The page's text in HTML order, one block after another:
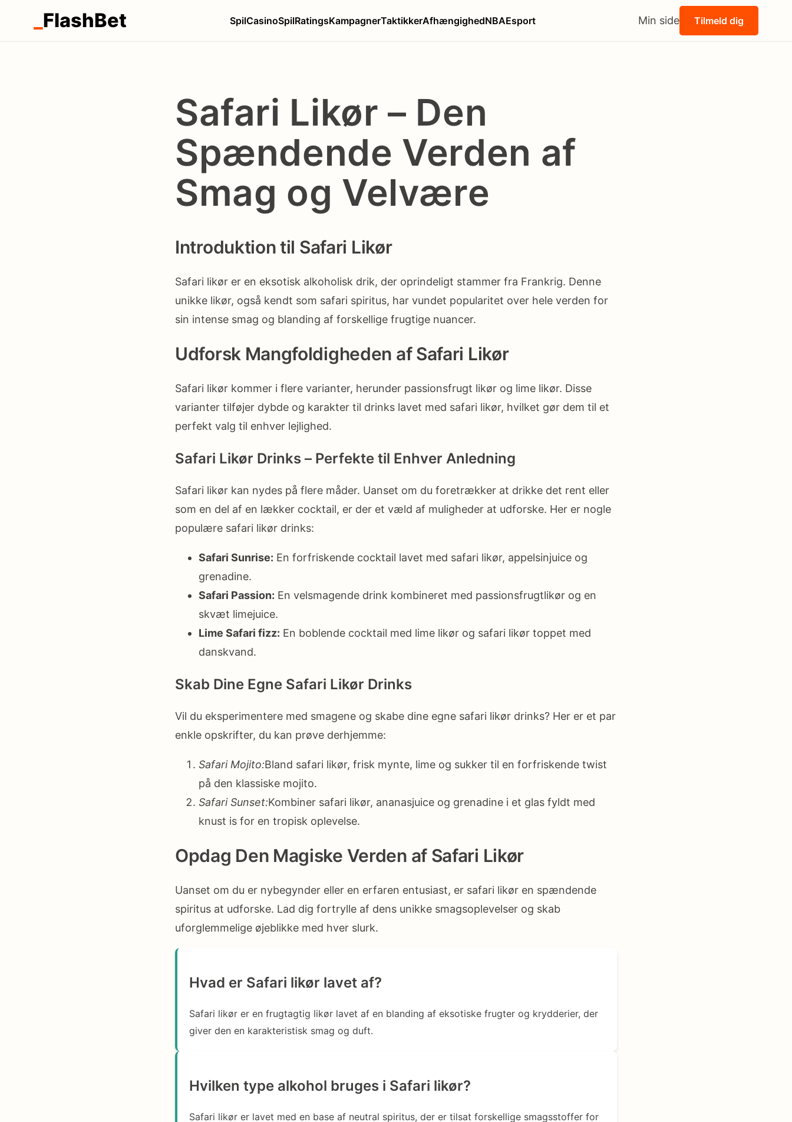
FlashBet SpilCasinoSpilRatingsKampagnerTaktikkerAfhængighedNBAEsport Min side Tilmeld dig
Safari Likør – Den
Spændende Verden af
Smag og Velvære
Introduktion til Safari Likør
Safari likør er en eksotisk alkoholisk drik, der oprindeligt stammer fra Frankrig. Denne
unikke likør, også kendt som safari spiritus, har vundet popularitet over hele verden for
sin intense smag og blanding af forskellige frugtige nuancer.
Udforsk Mangfoldigheden af Safari Likør
Safari likør kommer i flere varianter, herunder passionsfrugt likør og lime likør. Disse
varianter tilføjer dybde og karakter til drinks lavet med safari likør, hvilket gør dem til et
perfekt valg til enhver lejlighed.
Safari Likør Drinks – Perfekte til Enhver Anledning
Safari likør kan nydes på flere måder. Uanset om du foretrækker at drikke det rent eller
som en del af en lækker cocktail, er der et væld af muligheder at udforske. Her er nogle
populære safari likør drinks:
Safari Sunrise: En forfriskende cocktail lavet med safari likør, appelsinjuice og
grenadine.
Safari Passion: En velsmagende drink kombineret med passionsfrugtlikør og en
skvæt limejuice.
Lime Safari fizz: En boblende cocktail med lime likør og safari likør toppet med
danskvand.
Skab Dine Egne Safari Likør Drinks
Vil du eksperimentere med smagene og skabe dine egne safari likør drinks? Her er et par
enkle opskrifter, du kan prøve derhjemme:
Safari Mojito:Bland safari likør, frisk mynte, lime og sukker til en forfriskende twist
på den klassiske mojito.
Safari Sunset:Kombiner safari likør, ananasjuice og grenadine i et glas fyldt med
knust is for en tropisk oplevelse.
Opdag Den Magiske Verden af Safari Likør
Uanset om du er nybegynder eller en erfaren entusiast, er safari likør en spændende
spiritus at udforske. Lad dig fortrylle af dens unikke smagsoplevelser og skab
uforglemmelige øjeblikke med hver slurk.
Hvad er Safari likør lavet af?
Safari likør er en frugtagtig likør lavet af en blanding af eksotiske frugter og krydderier, der
giver den en karakteristisk smag og duft.
Hvilken type alkohol bruges i Safari likør?
Safari likør er lavet med en base af neutral spiritus, der er tilsat forskellige smagsstoffer for